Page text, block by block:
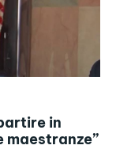
in
maestranze”